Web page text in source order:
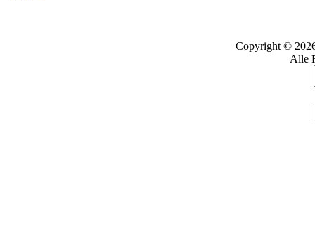
Copyright ©
Alle